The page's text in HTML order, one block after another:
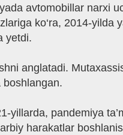
avtomobillar narxi
ko‘ra, 2014-
yetdi.
anglatadi.
boshlangan.
yillarda, pandemiya
harakatlar